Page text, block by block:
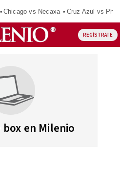
Chicago vs Necaxa Cruz Azul vs
REGÍSTRATE
en Milenio